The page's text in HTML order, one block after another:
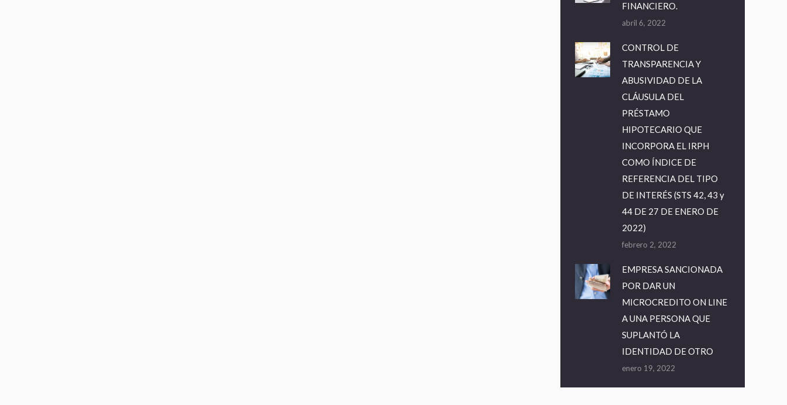
FINANCIERO.
abril 6, 2022
CONTROL DE
TRANSPARENCIA Y
ABUSIVIDAD DE LA
CLÁUSULA DEL
PRÉSTAMO
HIPOTECARIO QUE
INCORPORA EL IRPH
COMO ÍNDICE DE
REFERENCIA DEL TIPO
DE INTERÉS (STS 42, 43 y
44 DE 27 DE ENERO DE
2022)
febrero 2, 2022
EMPRESA SANCIONADA
POR DAR UN
MICROCREDITO ON LINE
A UNA PERSONA QUE
SUPLANTÓ LA
IDENTIDAD DE OTRO
enero 19, 2022